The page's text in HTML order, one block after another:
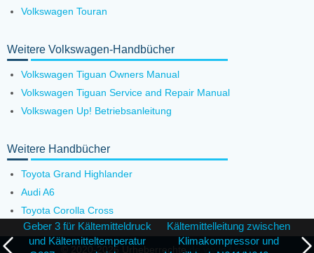
Geber 3 für Kältemitteldruck
und Kältemitteltemperatur
Kältemittelleitung zwischen
Klimakompressor und
Volkswagen Touran
Weitere Volkswagen-Handbücher
Volkswagen Tiguan Owners Manual
Volkswagen Tiguan Service and Repair Manual
Volkswagen Up! Betriebsanleitung
Weitere Handbücher
Toyota Grand Highlander
Audi A6
Toyota Corolla Cross
© 2020-2026 Urheberrechtede.vw-id3.com